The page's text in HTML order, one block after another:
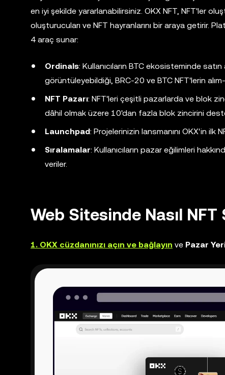
en iyi şekilde yararlanabilirsiniz. OKX NFT, NFT'ler
oluşturucuları ve NFT hayranlarını bir araya getirir.
4 araç sunar:
Ordinals: Kullanıcıların BTC ekosisteminde
görüntüleyebildiği, BRC-20 ve BTC NFT'lerin
NFT Pazarı: NFT'leri çeşitli pazarlarda ve blok
dâhil olmak üzere 10'dan fazla blok zincirini
Launchpad: Projelerinizin lansmanını OKX'in ilk
Sıralamalar: Kullanıcıların pazar eğilimleri
veriler.
Web Sitesinde Nasıl
1. OKX cüzdanınızı açın ve bağlayın ve Pazar